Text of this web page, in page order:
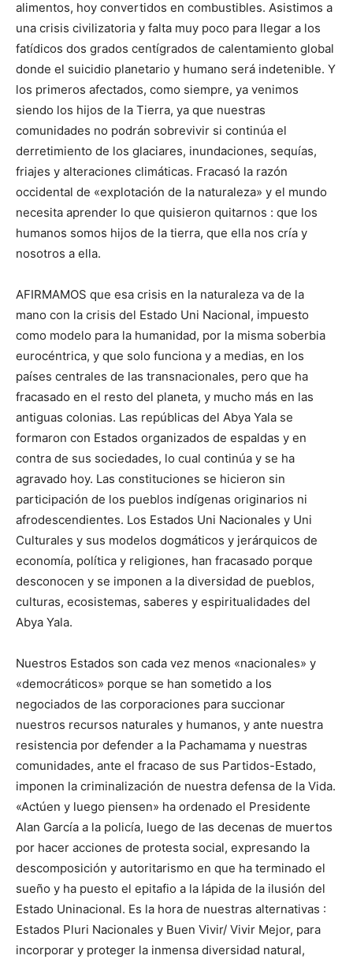
alimentos, hoy convertidos en combustibles. Asistimos a
una crisis civilizatoria y falta muy poco para llegar a los
fatídicos dos grados centígrados de calentamiento global
donde el suicidio planetario y humano será indetenible. Y
los primeros afectados, como siempre, ya venimos
siendo los hijos de la Tierra, ya que nuestras
comunidades no podrán sobrevivir si continúa el
derretimiento de los glaciares, inundaciones, sequías,
friajes y alteraciones climáticas. Fracasó la razón
occidental de «explotación de la naturaleza» y el mundo
necesita aprender lo que quisieron quitarnos : que los
humanos somos hijos de la tierra, que ella nos cría y
nosotros a ella.
AFIRMAMOS que esa crisis en la naturaleza va de la
mano con la crisis del Estado Uni Nacional, impuesto
como modelo para la humanidad, por la misma soberbia
eurocéntrica, y que solo funciona y a medias, en los
países centrales de las transnacionales, pero que ha
fracasado en el resto del planeta, y mucho más en las
antiguas colonias. Las repúblicas del Abya Yala se
formaron con Estados organizados de espaldas y en
contra de sus sociedades, lo cual continúa y se ha
agravado hoy. Las constituciones se hicieron sin
participación de los pueblos indígenas originarios ni
afrodescendientes. Los Estados Uni Nacionales y Uni
Culturales y sus modelos dogmáticos y jerárquicos de
economía, política y religiones, han fracasado porque
desconocen y se imponen a la diversidad de pueblos,
culturas, ecosistemas, saberes y espiritualidades del
Abya Yala.
Nuestros Estados son cada vez menos «nacionales» y
«democráticos» porque se han sometido a los
negociados de las corporaciones para succionar
nuestros recursos naturales y humanos, y ante nuestra
resistencia por defender a la Pachamama y nuestras
comunidades, ante el fracaso de sus Partidos-Estado,
imponen la criminalización de nuestra defensa de la Vida.
«Actúen y luego piensen» ha ordenado el Presidente
Alan García a la policía, luego de las decenas de muertos
por hacer acciones de protesta social, expresando la
descomposición y autoritarismo en que ha terminado el
sueño y ha puesto el epitafio a la lápida de la ilusión del
Estado Uninacional. Es la hora de nuestras alternativas :
Estados Pluri Nacionales y Buen Vivir/ Vivir Mejor, para
incorporar y proteger la inmensa diversidad natural,